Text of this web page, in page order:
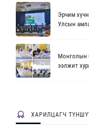
Эрчим
Улсын
Монголын
ээлжит
ХАРИЛЦАГЧ